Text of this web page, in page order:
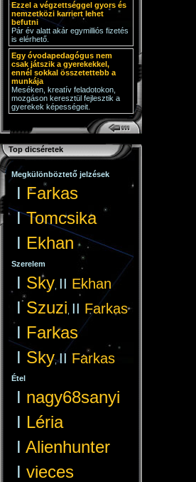
Ezzel a végzettséggel gyors és
nemzetközi karriert lehet
befutni
Pár év alatt akár egymilliós fizetés
is elérhető.
Egy óvodapedagógus nem
csak játszik a gyerekekkel,
ennél sokkal összetettebb a
munkája
Meséken, kreatív feladotokon,
mozgáson keresztül fejlesztik a
gyerekek képességeit.
Top dicséretek
Megkülönböztető jelzések
I Farkas
ITomcsika
I Ekhan
Szerelem
I Sky II Ekhan
ISzuzi II Farkas
I Farkas
I Sky,II Farkas
Étel
I nagy68sanyi
I Léria
I Alienhunter
I vieces